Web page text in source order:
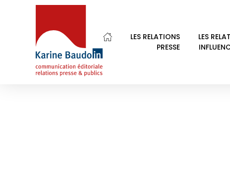
LES RELATIONS
PRESSE
LES
Home
POSTS IN